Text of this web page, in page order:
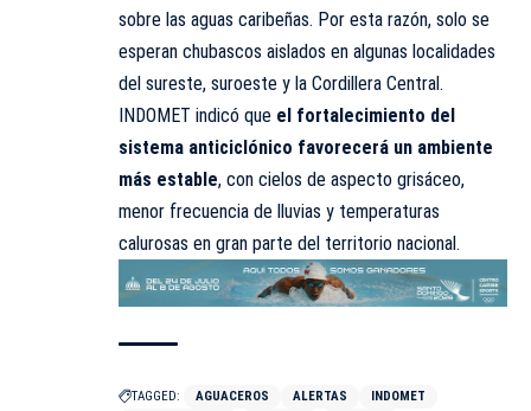
sobre las aguas caribeñas. Por esta razón, solo se
esperan chubascos aislados en algunas localidades
del sureste, suroeste y la Cordillera Central.
INDOMET indicó que el fortalecimiento del
sistema anticiclónico favorecerá un ambiente
más estable, con cielos de aspecto grisáceo,
menor frecuencia de lluvias y temperaturas
calurosas en gran parte del territorio nacional.
TAGGED: AGUACEROS ALERTAS
INDOMET